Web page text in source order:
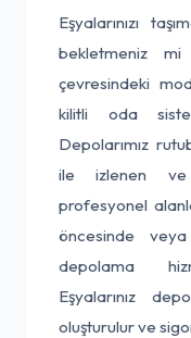
Eşyalarınızı
bekletmeniz
çevresindeki
kilitli oda
Depolarımız
ile izlenen ve
profesyonel
öncesinde
depolama
Eşyalarınız
oluşturulur ve